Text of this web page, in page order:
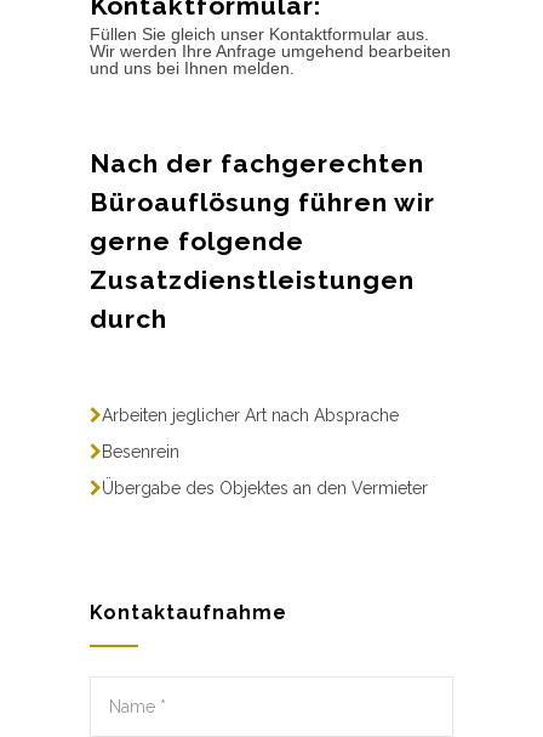
Füllen Sie gleich unser Kontaktformular aus.
Wir werden Ihre Anfrage umgehend bearbeiten
und uns bei Ihnen melden.
Nach der fachgerechten
Büroauflösung führen wir
gerne folgende
Zusatzdienstleistungen
durch
Arbeiten jeglicher Art nach Absprache
Besenrein
Übergabe des Objektes an den Vermieter
Kontaktaufnahme